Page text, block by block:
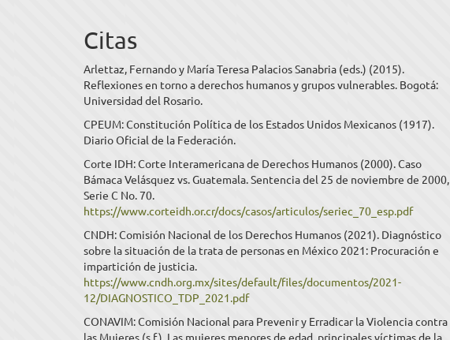
Citas
Arlettaz, Fernando y María Teresa Palacios Sanabria (eds.) (2015).
Reflexiones en torno a derechos humanos y grupos vulnerables. Bogotá:
Universidad del Rosario.
CPEUM: Constitución Política de los Estados Unidos Mexicanos (1917).
Diario Oficial de la Federación.
Corte IDH: Corte Interamericana de Derechos Humanos (2000). Caso
Bámaca Velásquez vs. Guatemala. Sentencia del 25 de noviembre de 2000,
Serie C No. 70.
https://www.corteidh.or.cr/docs/casos/articulos/seriec_70_esp.pdf
CNDH: Comisión Nacional de los Derechos Humanos (2021). Diagnóstico
sobre la situación de la trata de personas en México 2021: Procuración e
impartición de justicia.
https://www.cndh.org.mx/sites/default/files/documentos/2021-
12/DIAGNOSTICO_TDP_2021.pdf
CONAVIM: Comisión Nacional para Prevenir y Erradicar la Violencia contra
las Mujeres (s.f.). Las mujeres menores de edad, principales víctimas de la